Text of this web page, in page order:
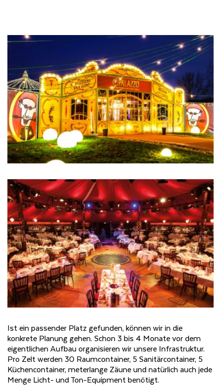
Ist ein passender Platz gefunden, können wir in die
konkrete Planung gehen. Schon 3 bis 4 Monate vor dem
eigentlichen Aufbau organisieren wir unsere Infrastruktur.
Pro Zelt werden 30 Raumcontainer, 5 Sanitärcontainer, 5
Küchencontainer, meterlange Zäune und natürlich auch jede
Menge Licht- und Ton-Equipment benötigt.